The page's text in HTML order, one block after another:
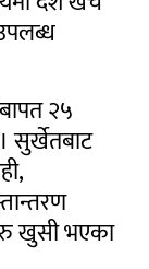
२५
सुर्खेतबाट
खुसी भएका